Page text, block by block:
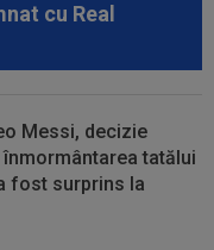
cu Real
Messi, decizie
tatălui
fost surprins la